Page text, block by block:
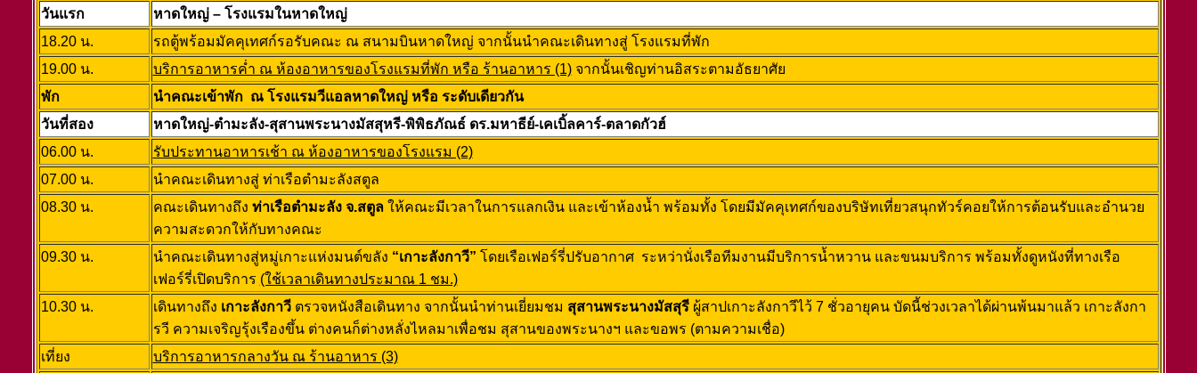
วันแรก
หาดใหญ่ – โรงแรมในหาดใหญ่
18.20 น.
รถตู้พร้อมมัคคุเทศก์รอรับคณะ ณ สนามบินหาดใหญ่ จากนั้นนำคณะเดินทางสู่ โรงแรมที่พัก
19.00 น.
บริการอาหารค่ำ ณ ห้องอาหารของโรงแรมที่พัก หรือ ร้านอาหาร (1)จากนั้นเชิญท่านอิสระตามอัธยาศัย
พัก
นำคณะเข้าพัก ณ โรงแรมวีแอลหาดใหญ่ หรือ ระดับเดียวกัน
วันที่สอง
หาดใหญ่-ตำมะลัง-สุสานพระนางมัสสุหรี-พิพิธภัณธ์ ดร.มหาธีย์-เคเบิ้ลคาร์-ตลาดกัวฮ์
06.00 น.
รับประทานอาหารเช้า ณ ห้องอาหารของโรงแรม (2)
07.00 น.
นำคณะเดินทางสู่ ท่าเรือตำมะลังสตูล
08.30 น.
คณะเดินทางถึง ท่าเรือตำมะลัง จ.สตูลให้คณะมีเวลาในการแลกเงิน และเข้าห้องน้ำ พร้อมทั้ง โดยมีมัคคุเทศก์ของบริษัทเที่ยวสนุกทัวร์คอยให้การต้อนรับและอำนวย
ความสะดวกให้กับทางคณะ
09.30 น.
นำคณะเดินทางสู่หมู่เกาะแห่งมนต์ขลัง “เกาะลังกาวี” โดยเรือเฟอร์รี่ปรับอากาศ ระหว่านั่งเรือทีมงานมีบริการน้ำหวาน และขนมบริการ พร้อมทั้งดูหนังที่ทางเรือ
เฟอร์รี่เปิดบริการ (ใช้เวลาเดินทางประมาณ 1 ชม.)
10.30 น.
เดินทางถึง เกาะลังกาวีตรวจหนังสือเดินทาง จากนั้นนำท่านเยี่ยมชม สุสานพระนางมัสสุรี ผู้สาปเกาะลังกาวีไว้ 7 ชั่วอายุคน บัดนี้ช่วงเวลาได้ผ่านพ้นมาแล้ว เกาะลังกา
รวี ความเจริญรุ้งเรืองขึ้น ต่างคนก็ต่างหลั่งไหลมาเพื่อชม สุสานของพระนางฯ และขอพร (ตามความเชื่อ)
เที่ยง
บริการอาหารกลางวัน ณ ร้านอาหาร (3)